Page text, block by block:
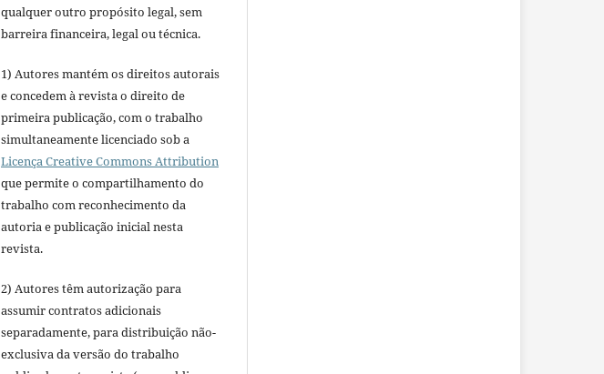
qualquer outro propósito legal, sem
barreira financeira, legal ou técnica.
1) Autores mantém os direitos autorais
e concedem à revista o direito de
primeira publicação, com o trabalho
simultaneamente licenciado sob a
Licença Creative Commons Attribution
que permite o compartilhamento do
trabalho com reconhecimento da
autoria e publicação inicial nesta
revista.
2) Autores têm autorização para
assumir contratos adicionais
separadamente, para distribuição não-
exclusiva da versão do trabalho